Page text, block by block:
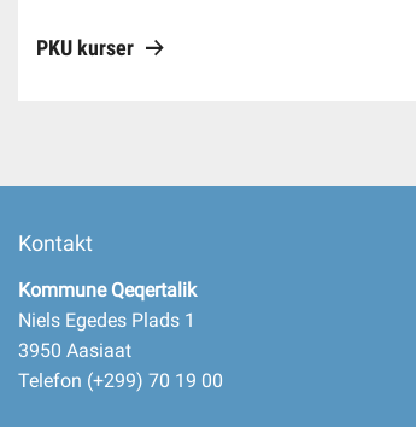
PKU kurser
Kontakt
Kommune Qeqertalik
Niels Egedes Plads 1
3950 Aasiaat
Telefon (+299) 70 19 00